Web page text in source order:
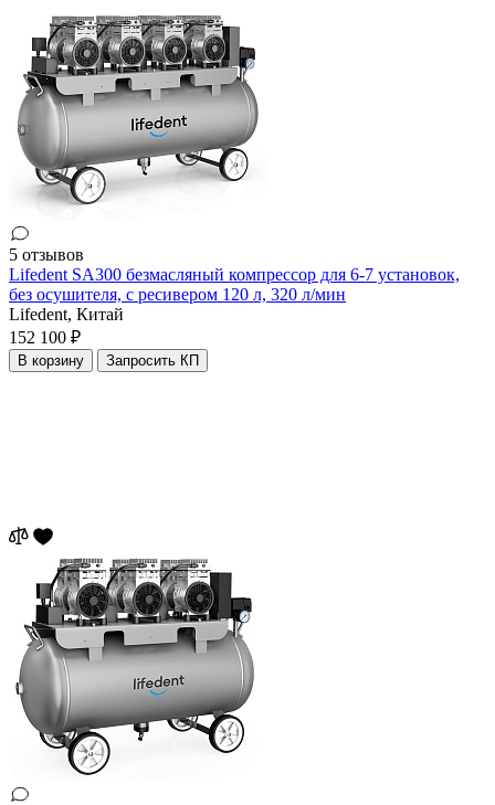
5 отзывов
Lifedent SA300 безмасляный компрессор для 6-7 установок,
без осушителя, с ресивером 120 л, 320 л/мин
Lifedent, Китай
152 100 ₽
В корзину Запросить КП